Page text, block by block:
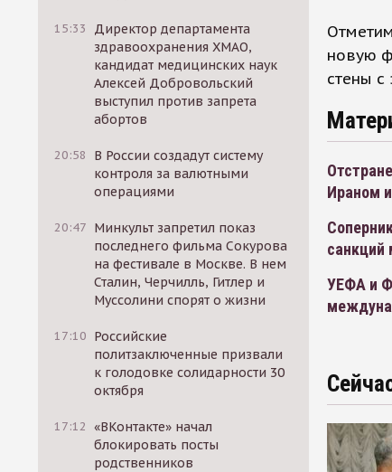
15:33
Директор департамента
здравоохранения ХМАО,
кандидат медицинских наук
Алексей Добровольский
выступил против запрета
абортов
20:58
В России создадут систему
контроля за валютными
операциями
20:47 Минкульт запретил показ
последнего фильма Сокурова
на фестивале в Москве. В нем
Сталин, Черчилль, Гитлер и
Муссолини спорят о жизни
17:10 Российские
политзаключенные призвали
к голодовке солидарности 30
октября
17:12 «ВКонтакте» начал
блокировать посты
родственников
новую
стены с
Ираном
санкций
УЕФА и